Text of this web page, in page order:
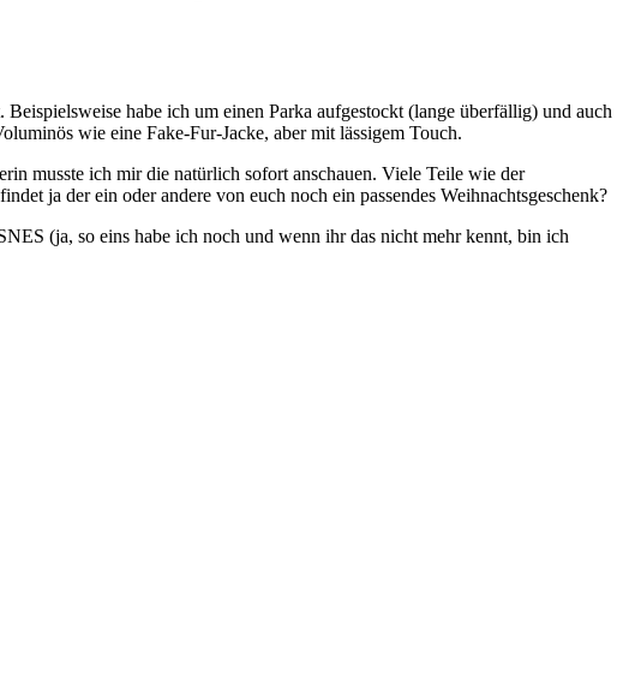
habe ich um einen Parka aufgestockt (lange überfällig) und auch
wie eine Fake-Fur-Jacke, aber mit lässigem Touch.
musste ich mir die natürlich sofort anschauen. Viele Teile wie der
ja der ein oder andere von euch noch ein passendes Weihnachtsgeschenk?
(ja, so eins habe ich noch und wenn ihr das nicht mehr kennt, bin ich